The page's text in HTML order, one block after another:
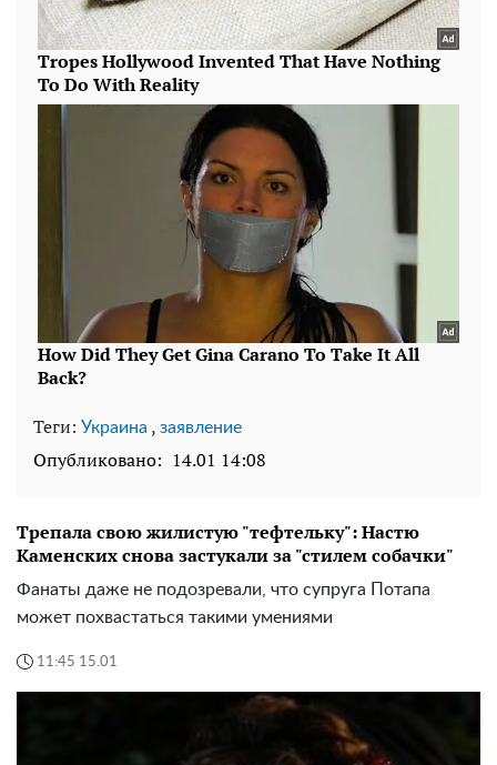
Теги: Украина , заявление
Опубликовано: 14.01 14:08
Трепала свою жилистую "тефтельку": Настю
Каменских снова застукали за "стилем собачки"
Фанаты даже не подозревали, что супруга Потапа
может похвастаться такими умениями
11:45 15.01